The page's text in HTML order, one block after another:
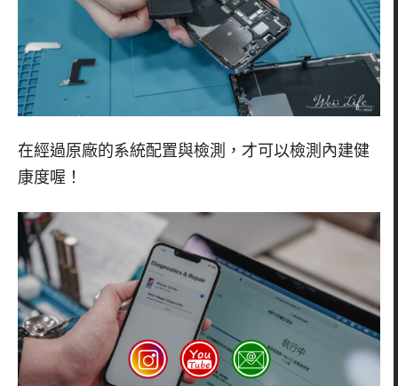
在經過原廠的系統配置與檢測，才可以檢測內建健
康度喔！